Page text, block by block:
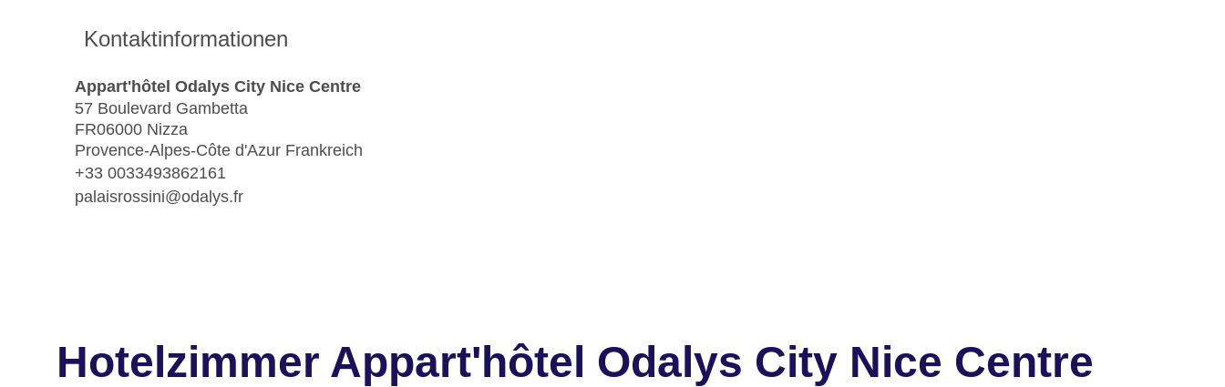
Kontaktinformationen
Appart'hôtel Odalys City Nice Centre
57 Boulevard Gambetta
FR06000 Nizza
Provence-Alpes-Côte d'Azur Frankreich
+33 0033493862161
palaisrossini@odalys.fr
Hotelzimmer Appart'hôtel Odalys City Nice Centre